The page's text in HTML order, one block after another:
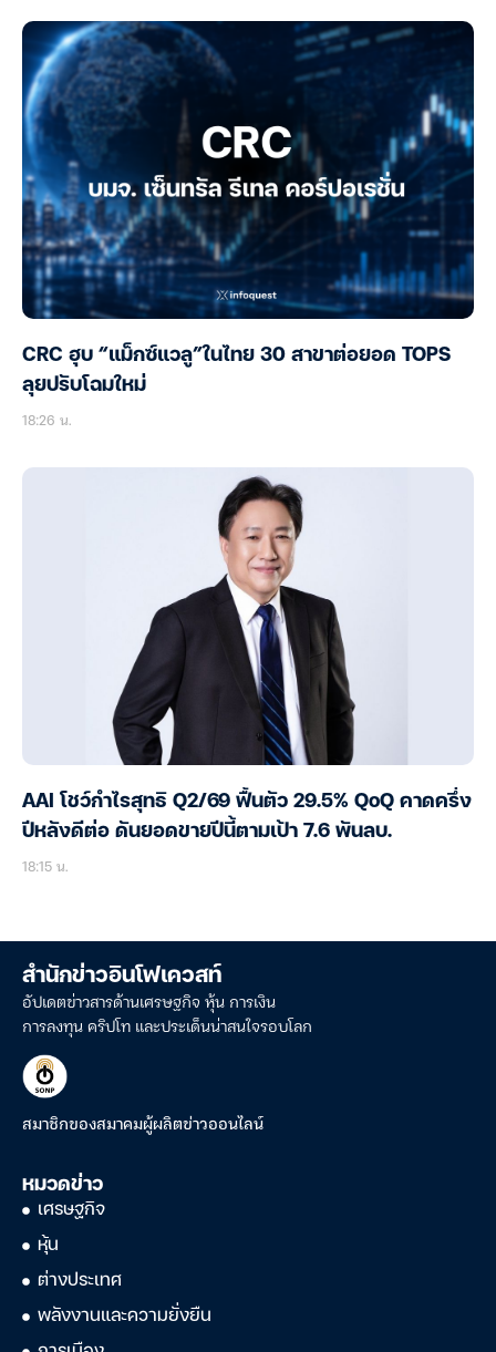
CRC ฮุบ “แม็กซ์แวลู”ในไทย 30 สาขาต่อยอด TOPS
ลุยปรับโฉมใหม่
18:26 น.
AAI โชว์กำไรสุทธิ Q2/69 ฟื้นตัว 29.5% QoQ คาดครึ่ง
ปีหลังดีต่อ ดันยอดขายปีนี้ตามเป้า 7.6 พันลบ.
18:15 น.
สำนักข่าวอินโฟเควสท์
อัปเดตข่าวสารด้านเศรษฐกิจ หุ้น การเงิน
การลงทุน คริปโท และประเด็นน่าสนใจรอบโลก
สมาชิกของสมาคมผู้ผลิตข่าวออนไลน์
หมวดข่าว
เศรษฐกิจ
หุ้น
ต่างประเทศ
พลังงานและความยั่งยืน